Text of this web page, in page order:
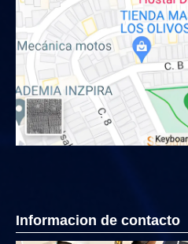
Informacion de contacto